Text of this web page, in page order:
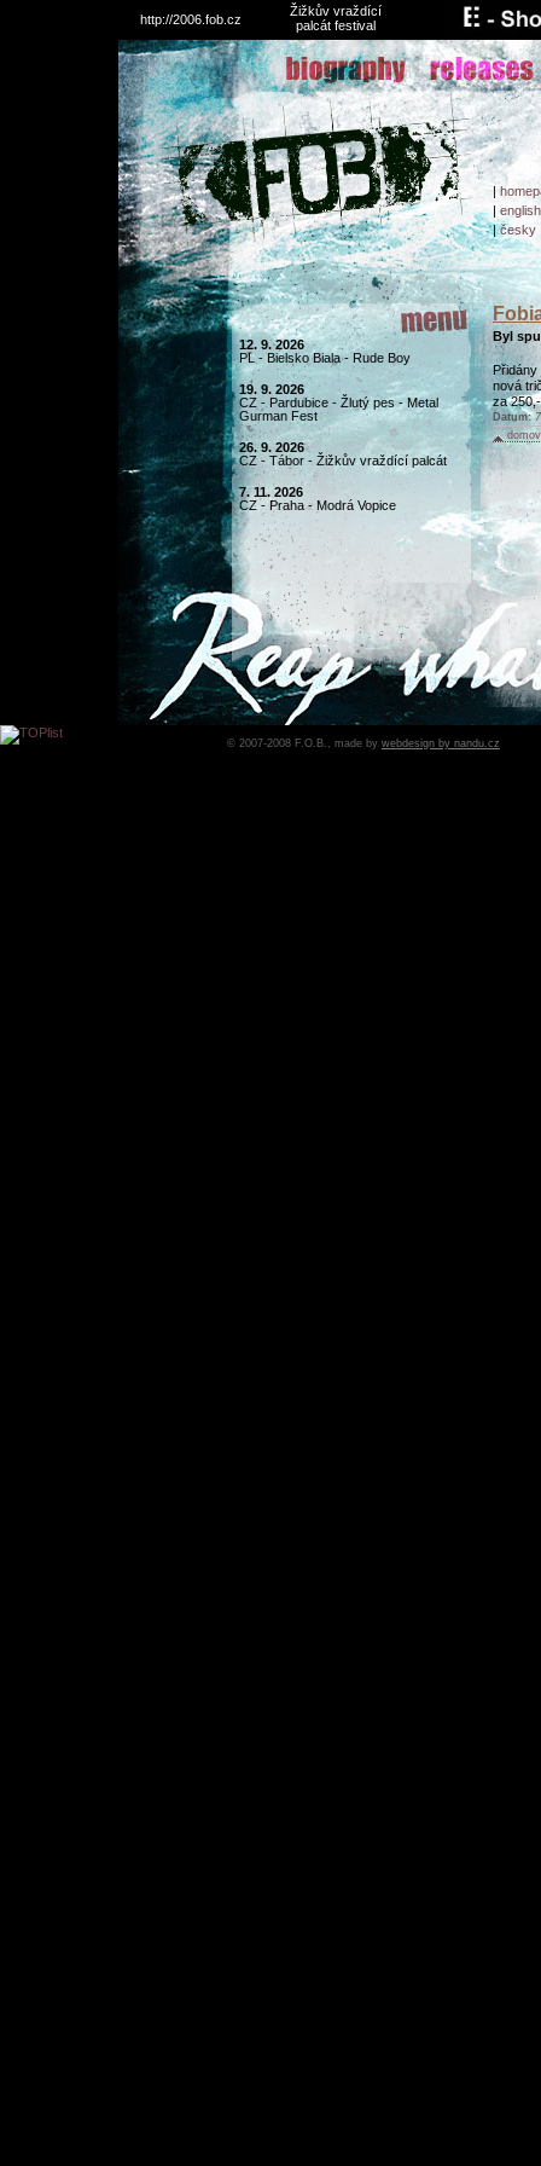
http://2006.fob.cz
Žižkův vraždící
palcát festival
|
| english
|česky
12. 9. 2026
PL - Bielsko Biala - Rude Boy
19. 9. 2026
CZ - Pardubice - Žlutý pes - Metal
Gurman Fest
26. 9. 2026
CZ - Tábor - Žižkův vraždící palcát
7. 11. 2026
CZ - Praha - Modrá Vopice
Byl
Přidány
nová
za
Datum:
© 2007-2008 F.O.B., made by webdesign by nandu.cz